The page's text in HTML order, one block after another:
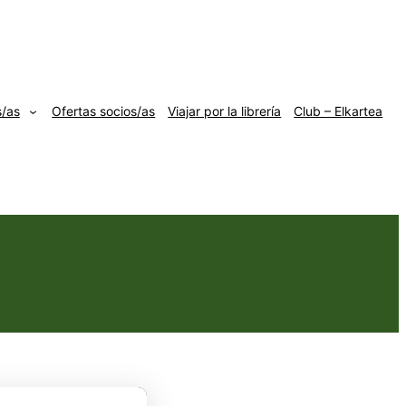
as Ofertas socios/as Viajar por la librería Club – Elkartea